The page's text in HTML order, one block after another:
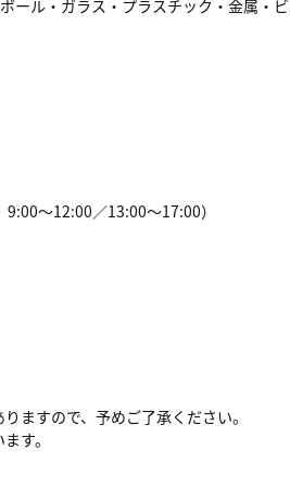
ール・ガラス・プラスチック・金属・
～12:00／13:00～17:00）
ますので、予めご了承ください。
す。